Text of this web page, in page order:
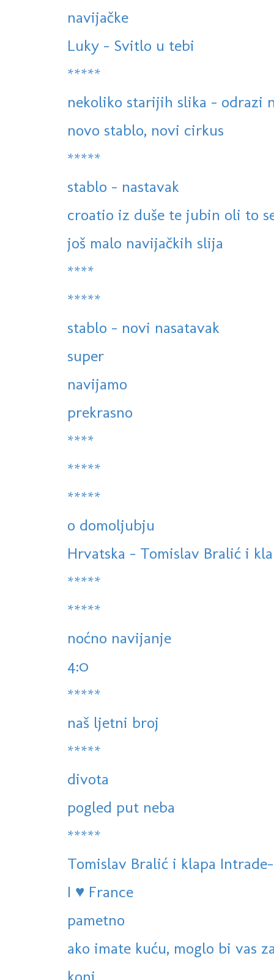
navijačke
Luky - Svitlo u tebi
*****
nekoliko starijih slika - odrazi
novo stablo, novi cirkus
*****
stablo - nastavak
croatio iz duše te jubin oli to
još malo navijačkih slija
****
*****
stablo - novi nasatavak
super
navijamo
prekrasno
****
*****
*****
o domoljubju
Hrvatska - Tomislav Bralić i
*****
*****
noćno navijanje
4:0
*****
naš ljetni broj
*****
divota
pogled put neba
*****
Tomislav Bralić i klapa
I ♥ France
pametno
ako imate kuću, moglo bi vas